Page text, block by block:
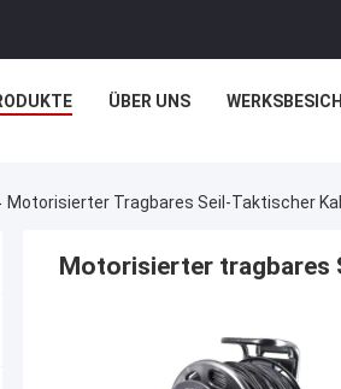
ÜBER UNS
Motorisierter Tragbares Seil-Taktischer
Motorisierter tragbares